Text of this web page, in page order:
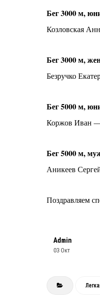
Бег 3000 м,
Козловская
Бег 3000 м,
Безручко
Бег 5000 м,
Коржов Иван —
Бег 5000 м,
Аникеев
Поздравляем
Admin
03 Окт